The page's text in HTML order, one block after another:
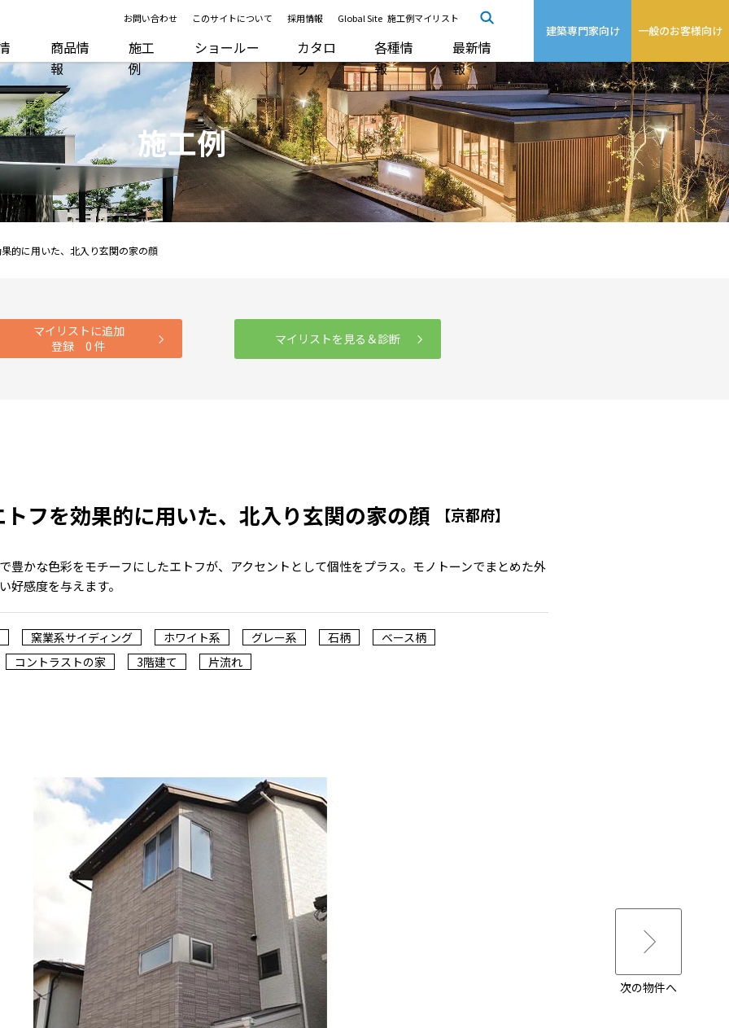
お問い合わせ このサイトについて 採用情報 Global Site 施工例マイリスト
商品情
報
施工
例
ショールー
ム
カタロ
グ
各種情
報
最新情
報
建築専門家向け 一般のお客様向け
施工例
的に用いた、北入り玄関の家の顔
マイリストに追加
登録0 件 マイリストを見る＆診断
フを効果的に用いた、北入り玄関の家の顔 【京都府】
豊かな色彩をモチーフにしたエトフが、アクセントとして個性をプラス。モノトーンでまとめた外
好感度を与えます。
窯業系サイディング ホワイト系 グレー系 石柄
ベース柄
コントラストの家
3階建て 片流れ
次の物件へ